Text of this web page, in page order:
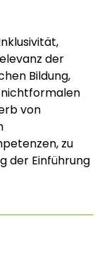
der
Bildung,
von
zu
der Einführung